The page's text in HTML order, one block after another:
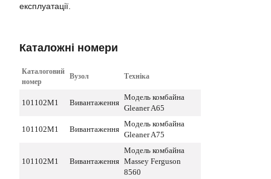
експлуатації.
Каталожні номери
Каталоговий
номер
Вузол Техніка
101102M1 Вивантаження
Модель комбайна
Gleaner A65
101102M1 Вивантаження
Модель комбайна
Gleaner A75
101102M1 Вивантаження
Модель комбайна
Massey Ferguson
8560